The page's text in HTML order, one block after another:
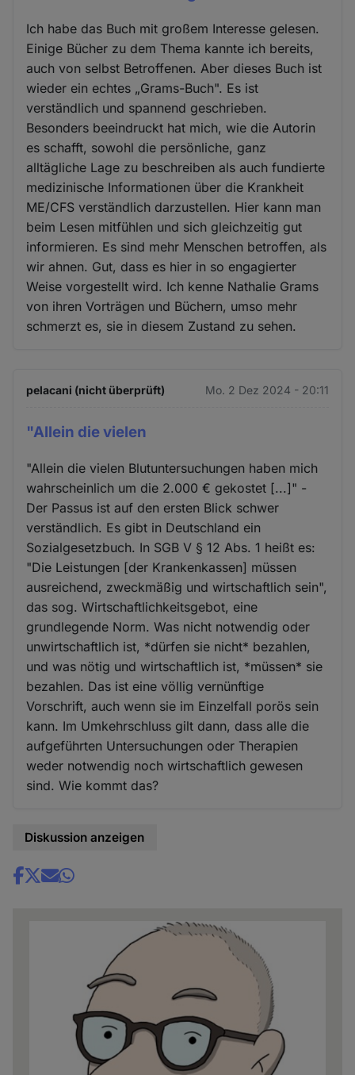
Ich habe das Buch mit großem Interesse gelesen.
Einige Bücher zu dem Thema kannte ich bereits,
auch von selbst Betroffenen. Aber dieses Buch ist
wieder ein echtes „Grams-Buch". Es ist
verständlich und spannend geschrieben.
Besonders beeindruckt hat mich, wie die Autorin
es schafft, sowohl die persönliche, ganz
alltägliche Lage zu beschreiben als auch fundierte
medizinische Informationen über die Krankheit
ME/CFS verständlich darzustellen. Hier kann man
beim Lesen mitfühlen und sich gleichzeitig gut
informieren. Es sind mehr Menschen betroffen, als
wir ahnen. Gut, dass es hier in so engagierter
Weise vorgestellt wird. Ich kenne Nathalie Grams
von ihren Vorträgen und Büchern, umso mehr
schmerzt es, sie in diesem Zustand zu sehen.
pelacani (nicht überprüft) Mo. 2 Dez 2024 - 20:11
"Allein die vielen
"Allein die vielen Blutuntersuchungen haben mich
wahrscheinlich um die 2.000 € gekostet [...]" -
Der Passus ist auf den ersten Blick schwer
verständlich. Es gibt in Deutschland ein
Sozialgesetzbuch. In SGB V § 12 Abs. 1 heißt es:
"Die Leistungen [der Krankenkassen] müssen
ausreichend, zweckmäßig und wirtschaftlich sein",
das sog. Wirtschaftlichkeitsgebot, eine
grundlegende Norm. Was nicht notwendig oder
unwirtschaftlich ist, *dürfen sie nicht* bezahlen,
und was nötig und wirtschaftlich ist, *müssen* sie
bezahlen. Das ist eine völlig vernünftige
Vorschrift, auch wenn sie im Einzelfall porös sein
kann. Im Umkehrschluss gilt dann, dass alle die
aufgeführten Untersuchungen oder Therapien
weder notwendig noch wirtschaftlich gewesen
sind. Wie kommt das?
Diskussion anzeigen
Share